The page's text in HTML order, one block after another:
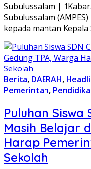
Subulussalam |
Subulussalam
kepada mantan Kepala
Berita, DAERAH,
Pemerintah,
Puluhan Siswa
Masih Belajar
Harap
Sekolah